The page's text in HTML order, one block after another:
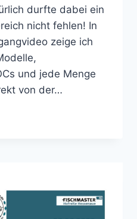
durfte dabei ein
nicht fehlen! In
zeige ich
und jede Menge
von der…